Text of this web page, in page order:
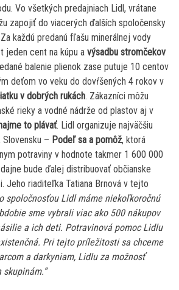
Vo všetkých predajniach Lidl, vrátane
zapojiť do viacerých ďalších spoločensky
každú predanú fľašu minerálnej vody
jeden cent na kúpu a výsadbu stromčekov
balenie plienok zase putuje 10 centov
deťom vo veku do dovŕšených 4 rokov v
v dobrých rukách. Zákazníci môžu
rieky a vodné nádrže od plastov aj v
to plávať. Lidl organizuje najväčšiu
– Podeľ sa a pomôž, ktorá
potraviny v hodnote takmer 1 600 000
bude ďalej distribuovať občianske
Jeho riaditeľka Tatiana Brnová v tejto
spoločnosťou Lidl máme niekoľkoročnú
sme vybrali viac ako 500 nákupov
a ich deti. Potravinová pomoc Lidlu
Pri tejto príležitosti sa chceme
a darkyniam, Lidlu za možnosť